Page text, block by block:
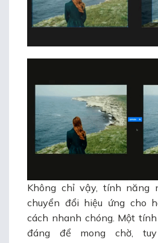
Không chỉ vậy, tính năng
chuyển đổi hiệu ứng cho
cách nhanh chóng. Một
đáng để mong chờ,